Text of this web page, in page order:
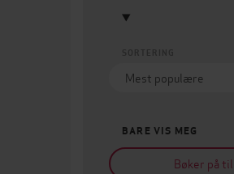
BARE VIS MEG
Bøker på